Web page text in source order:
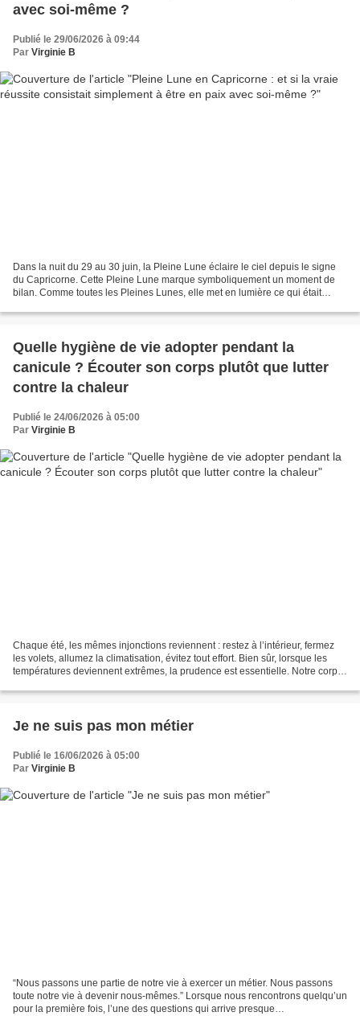
avec soi-même ?
Publié le 29/06/2026 à 09:44
Par Virginie B
Dans la nuit du 29 au 30 juin, la Pleine Lune éclaire le ciel depuis le signe
du Capricorne. Cette Pleine Lune marque symboliquement un moment de
bilan. Comme toutes les Pleines Lunes, elle met en lumière ce qui était
Quelle hygiène de vie adopter pendant la
canicule ? Écouter son corps plutôt que lutter
contre la chaleur
Publié le 24/06/2026 à 05:00
Par Virginie B
Chaque été, les mêmes injonctions reviennent : restez à l’intérieur, fermez
les volets, allumez la climatisation, évitez tout effort. Bien sûr, lorsque les
températures deviennent extrêmes, la prudence est essentielle. Notre corps
Je ne suis pas mon métier
Publié le 16/06/2026 à 05:00
Par Virginie B
“Nous passons une partie de notre vie à exercer un métier. Nous passons
toute notre vie à devenir nous-mêmes.” Lorsque nous rencontrons quelqu’un
pour la première fois, l’une des questions qui arrive presque